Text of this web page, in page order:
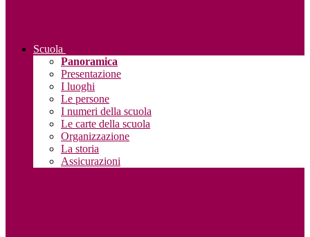
Scuola
Panoramica
Presentazione
I luoghi
Le persone
I numeri della scuola
Le carte della scuola
Organizzazione
La storia
Assicurazioni